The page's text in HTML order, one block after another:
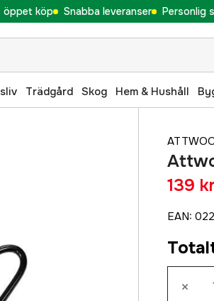
öppet köp Snabba leveranser Personlig
Trädgård Skog Hem & Hushåll
139
EAN:
×